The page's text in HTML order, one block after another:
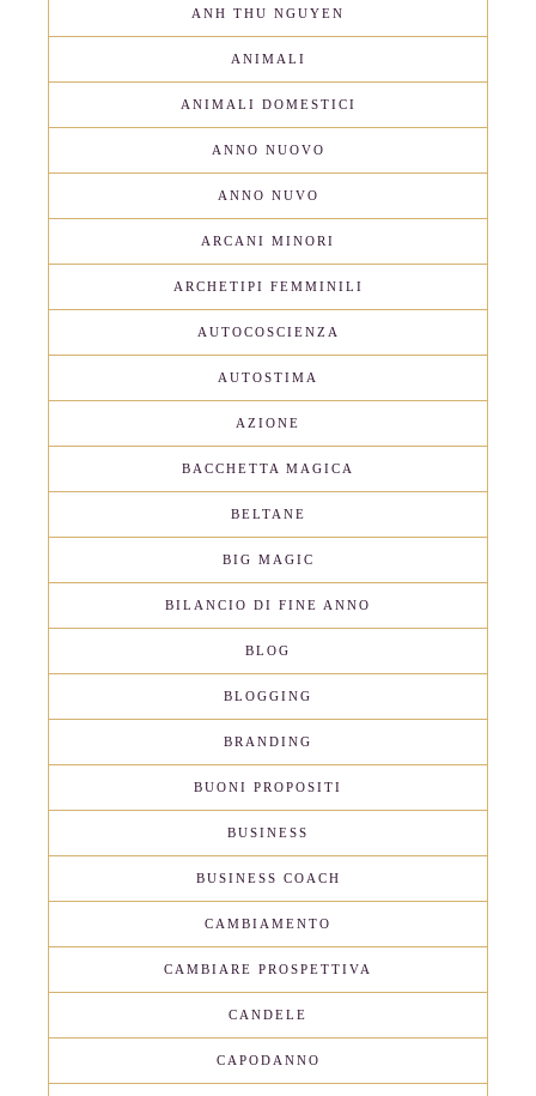
ANH THU NGUYEN
ANIMALI
ANIMALI DOMESTICI
ANNO NUOVO
ANNO NUVO
ARCANI MINORI
ARCHETIPI FEMMINILI
AUTOCOSCIENZA
AUTOSTIMA
AZIONE
BACCHETTA MAGICA
BELTANE
BIG MAGIC
BILANCIO DI FINE ANNO
BLOG
BLOGGING
BRANDING
BUONI PROPOSITI
BUSINESS
BUSINESS COACH
CAMBIAMENTO
CAMBIARE PROSPETTIVA
CANDELE
CAPODANNO